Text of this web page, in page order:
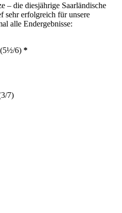
– die diesjährige Saarländische
sehr erfolgreich für unsere
alle Endergebnisse:
(5½/6) *
7)